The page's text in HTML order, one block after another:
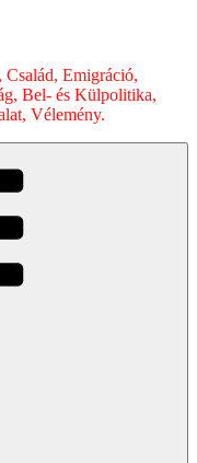
Emigráció,
Bel- és Külpolitika,
Vélemény.